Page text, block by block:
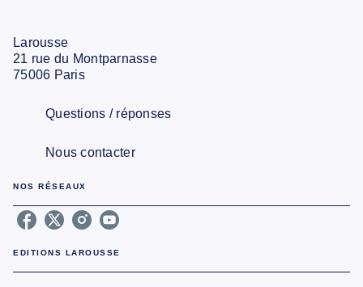
Larousse
21 rue du Montparnasse
75006 Paris
Questions / réponses
Nous contacter
NOS RÉSEAUX
EDITIONS LAROUSSE